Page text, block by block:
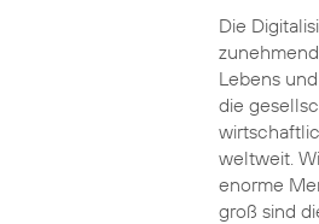
Die
Lebens
die
weltweit.
enorme
groß sind